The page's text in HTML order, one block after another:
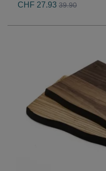
CHF 27.93 39.90